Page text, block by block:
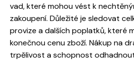
vad, které mohou vést k
zakoupení. Důležité je sledovat
provize a dalších poplatků, které
konečnou cenu zboží. Nákup na
trpělivost a schopnost